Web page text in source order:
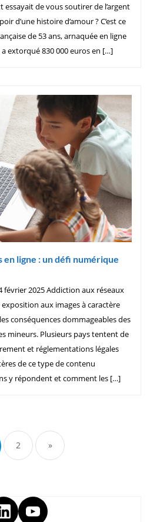
essayait de vous soutirer de l’argent
d’une histoire d’amour ? C’est ce
de 53 ans, arnaquée en ligne
extorqué 830 000 euros en […]
ligne : un défi numérique
février 2025 Addiction aux réseaux
aux images à caractère
conséquences dommageables des
mineurs. Plusieurs pays tentent de
et réglementations légales
de ce type de contenu
y répondent et comment les […]
2 »